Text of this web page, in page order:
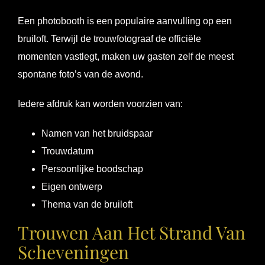
Een photobooth is een populaire aanvulling op een
bruiloft. Terwijl de trouwfotograaf de officiële
momenten vastlegt, maken uw gasten zelf de meest
spontane foto’s van de avond.
Iedere afdruk kan worden voorzien van:
Namen van het bruidspaar
Trouwdatum
Persoonlijke boodschap
Eigen ontwerp
Thema van de bruiloft
Trouwen Aan Het Strand Van
Scheveningen